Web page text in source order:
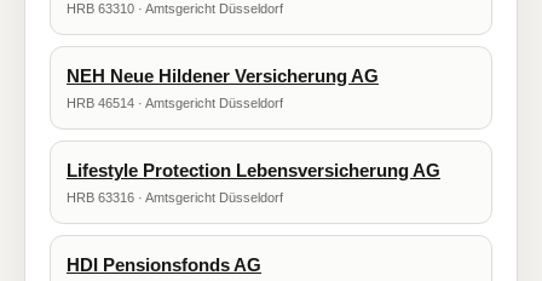
HRB 63310 · Amtsgericht Düsseldorf
NEH Neue Hildener Versicherung AG
HRB 46514 · Amtsgericht Düsseldorf
Lifestyle Protection Lebensversicherung AG
HRB 63316 · Amtsgericht Düsseldorf
HDI Pensionsfonds AG